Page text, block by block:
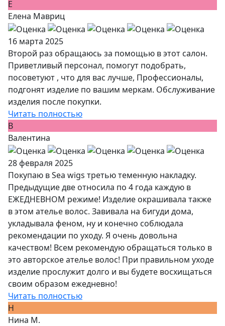
Е
Елена Мавриц
16 марта 2025
Второй раз обращаюсь за помощью в этот салон.
Приветливый персонал, помогут подобрать,
посоветуют , что для вас лучше, Профессионалы,
подгонят изделие по вашим меркам. Обслуживание
изделия после покупки.
Читать полностью
В
Валентина
28 февраля 2025
Покупаю в Sea wigs третью теменную накладку.
Предыдущие две относила по 4 года каждую в
ЕЖЕДНЕВНОМ режиме! Изделие окрашивала также
в этом ателье волос. Завивала на бигуди дома,
укладывала феном, ну и конечно соблюдала
рекомендации по уходу. Я очень довольна
качеством! Всем рекомендую обращаться только в
это авторское ателье волос! При правильном уходе
изделие прослужит долго и вы будете восхищаться
своим образом ежедневно!
Читать полностью
Н
Нина М.